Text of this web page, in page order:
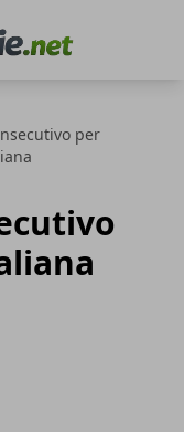
per